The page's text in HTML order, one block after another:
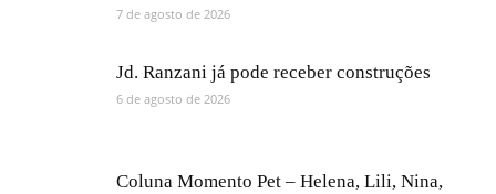
7 de agosto de 2026
Jd. Ranzani já pode receber construções
6 de agosto de 2026
Coluna Momento Pet – Helena, Lili, Nina,